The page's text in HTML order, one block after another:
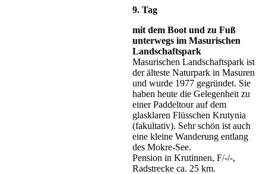
9. Tag
mit dem Boot und zu Fuß
unterwegs im Masurischen
Landschaftspark
Masurischen Landschaftspark ist
der älteste Naturpark in Masuren
und wurde 1977 gegründet. Sie
haben heute die Gelegenheit zu
einer Paddeltour auf dem
glasklaren Flüsschen Krutynia
(fakultativ). Sehr schön ist auch
eine kleine Wanderung entlang
des Mokre-See.
Pension in Krutinnen, F/-/-,
Radstrecke ca. 25 km.